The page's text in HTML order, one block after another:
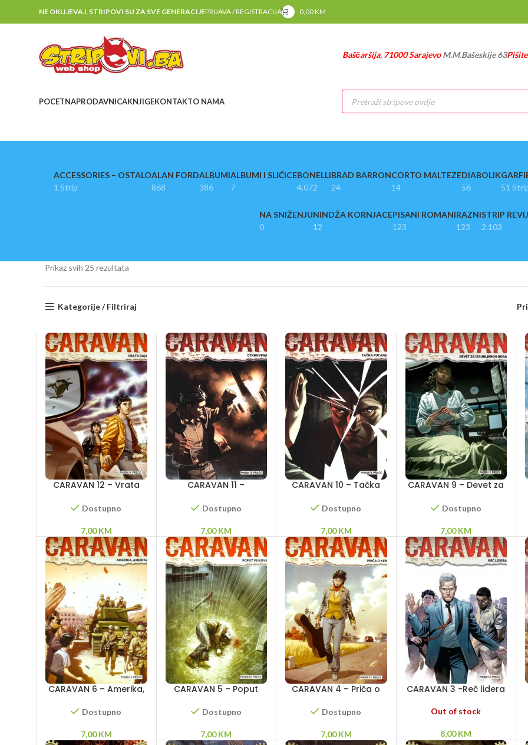
NE OKLIJEVAJ, STRIPOVI SU ZA SVE GENERACIJEPRIJAVA / REGISTRACIJA 0,00KM
Baščaršija, 71000 SarajevoM.M.Bašeskije 63
POCETNAPRODAVNICAKNJIGEKONTAKTO NAMA
Products
search
ACCESSORIES – OSTALO
1 Strip
ALAN FORD
868
ALBUMI
386
ALBUMI I SLIĆICE
7
BONELLI
4.072
BRAD BARRON
24
CORTO MALTEZE
14
DIABOLIK
56
51
NA SNIŽENJU
0
NINDŽA KORNJACE
12
PISANI ROMANI
123
RAZNI
123
STRIP
2.103
Prikaz svih 25 rezultata
Kategorije / Filtriraj
CARAVAN 12 – Vrata
Dostupno
7,00KM
CARAVAN 11 –
Dostupno
7,00KM
CARAVAN 10 – Tačka
Dostupno
7,00KM
CARAVAN 9 – Devet za
Dostupno
7,00KM
CARAVAN 6 – Amerika,
Dostupno
7,00KM
CARAVAN 5 – Poput
Dostupno
7,00KM
CARAVAN 4 – Priča o
Dostupno
7,00KM
CARAVAN 3 -Reč lidera
Out of stock
8,00KM